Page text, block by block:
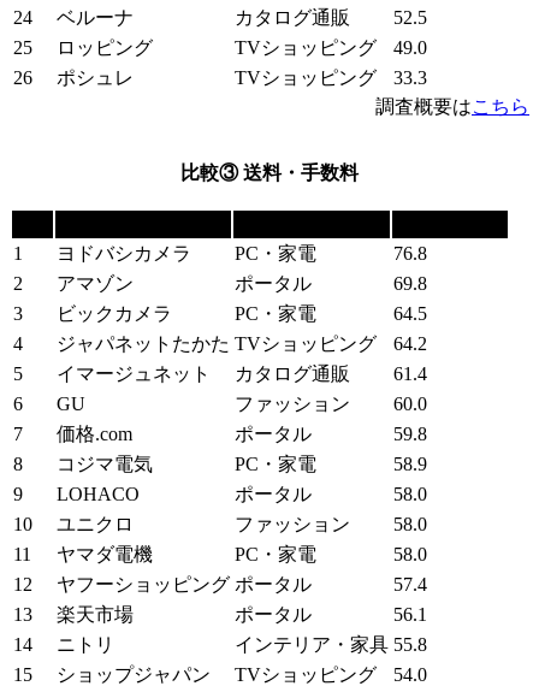
24
ベルーナ カタログ通販
52.5
25
ロッピング TVショッピング
49.0
26
ポシュレ TVショッピング
33.3
調査概要はこちら
比較③ 送料・手数料
1
ヨドバシカメラ PC・家電
76.8
2
アマゾン ポータル
69.8
3
ビックカメラ PC・家電
64.5
4
ジャパネットたかた TVショッピング
64.2
5
イマージュネット カタログ通販
61.4
6
GU ファッション
60.0
7
価格.com ポータル
59.8
8
コジマ電気 PC・家電
58.9
9
LOHACO ポータル
58.0
10
ユニクロ ファッション
58.0
11
ヤマダ電機 PC・家電
58.0
12
ヤフーショッピング ポータル
57.4
13
楽天市場 ポータル
56.1
14
ニトリ インテリア・家具 55.8
15
ショップジャパン TVショッピング
54.0